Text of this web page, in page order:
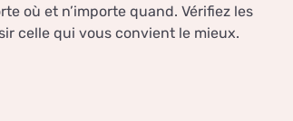
où et n’importe quand. Vérifiez les
celle qui vous convient le mieux.